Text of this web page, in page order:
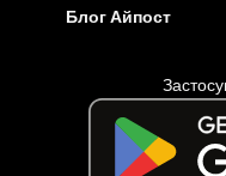
Блог Айпост